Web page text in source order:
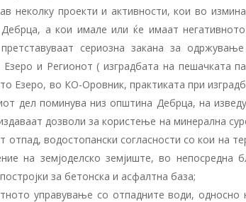
неколку проекти и активности, кои во
а кои имале или ќе имаат
сериозна закана за
Езеро и Регионот ( изградбата на пешачката
Езеро, во КО-Оровник, практиката при
дел поминува низ општина Дебрца, на
дозволи за користење на минерална
отпад, водостопански согласности со кои на
на земјоделско земјиште, во непосредна
за бетонска и асфалтна база;
управување со отпадните води,